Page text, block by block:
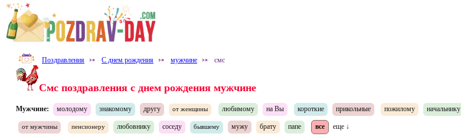
Поздравления ⤐ С днем рождения ⤐ мужчине ⤐ смс
Смс поздравления с днем рождения мужчине
Мужчине: молодому знакомому другу от женщины любимому на Вы короткие прикольные пожилому начальнику
от мужчины пенсионеру любовнику соседу бывшему мужу брату папе все еще ↓